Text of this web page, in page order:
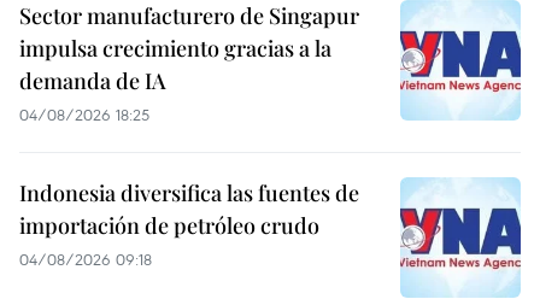
Sector manufacturero de Singapur
impulsa crecimiento gracias a la
demanda de IA
04/08/2026 18:25
Indonesia diversifica las fuentes de
importación de petróleo crudo
04/08/2026 09:18